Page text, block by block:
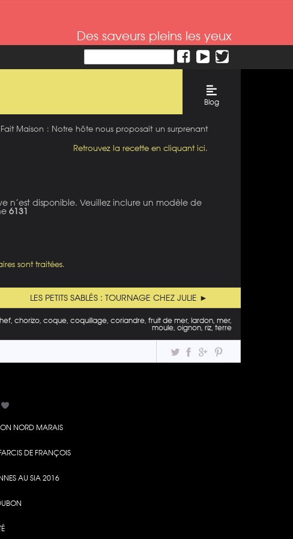
Des saveurs pleins les yeux
Blog
Maison : Notre hôte nous proposait un surprenant
Retrouvez la recette en cliquant ici.
n’est disponible. Veuillez inclure un modèle de
6131
sont traitées.
LES PETITS SABLÉS : TOURNAGE CHEZ JULIE ►
chorizo, coque, coquillage, coriandre, fruit de mer, lardon, mer,
moule, oignon, riz, terre
NORD MARAIS
DE FRANÇOIS
AU SIA 2016